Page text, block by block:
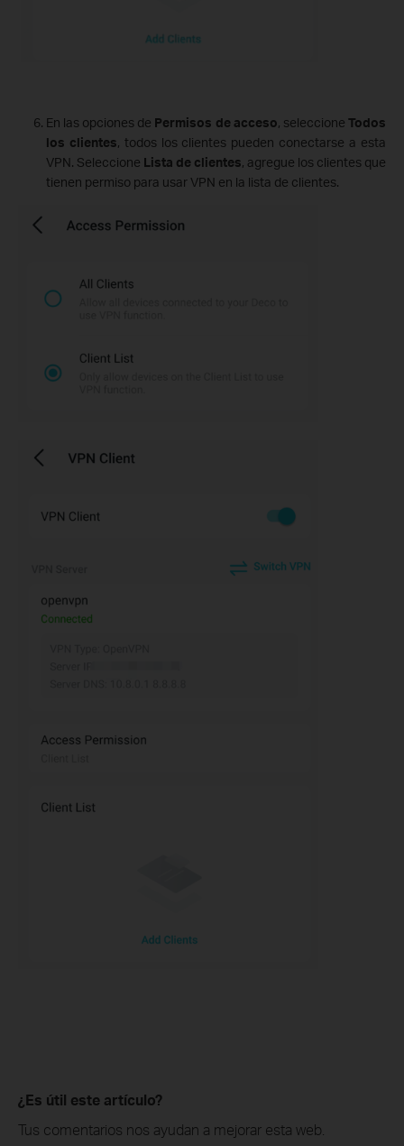
En las opciones de Permisos de acceso, seleccioneTodos
los clientes, todos los clientes pueden conectarse a esta
VPN. Seleccione Lista de clientes, agregue los clientes que
tienen permiso para usar VPN en la lista de clientes.
¿Es útil este artículo?
Tus comentarios nos ayudan a mejorar esta web.